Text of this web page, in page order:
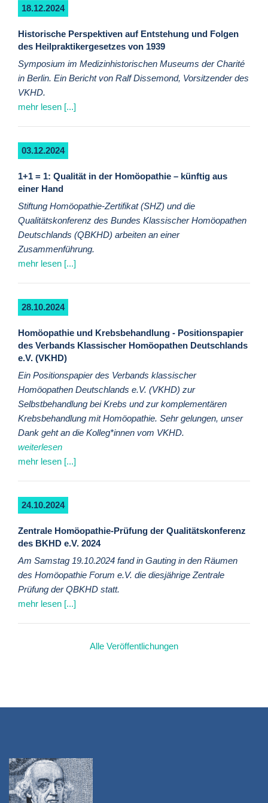
18.12.2024
Historische Perspektiven auf Entstehung und Folgen
des Heilpraktikergesetzes von 1939
Symposium im Medizinhistorischen Museums der Charité
in Berlin. Ein Bericht von Ralf Dissemond, Vorsitzender des
VKHD.
mehr lesen [...]
03.12.2024
1+1 = 1: Qualität in der Homöopathie – künftig aus
einer Hand
Stiftung Homöopathie-Zertifikat (SHZ) und die
Qualitätskonferenz des Bundes Klassischer Homöopathen
Deutschlands (QBKHD) arbeiten an einer
Zusammenführung.
mehr lesen [...]
28.10.2024
Homöopathie und Krebsbehandlung - Positionspapier
des Verbands Klassischer Homöopathen Deutschlands
e.V. (VKHD)
Ein Positionspapier des Verbands klassischer
Homöopathen Deutschlands e.V. (VKHD) zur
Selbstbehandlung bei Krebs und zur komplementären
Krebsbehandlung mit Homöopathie. Sehr gelungen, unser
Dank geht an die Kolleg*innen vom VKHD.
weiterlesen
mehr lesen [...]
24.10.2024
Zentrale Homöopathie-Prüfung der Qualitätskonferenz
des BKHD e.V. 2024
Am Samstag 19.10.2024 fand in Gauting in den Räumen
des Homöopathie Forum e.V. die diesjährige Zentrale
Prüfung der QBKHD statt.
mehr lesen [...]
Alle Veröffentlichungen